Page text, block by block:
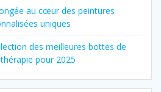
au cœur des peintures
uniques
des meilleures bottes de
pour 2025